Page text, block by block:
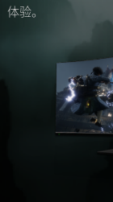
体验。